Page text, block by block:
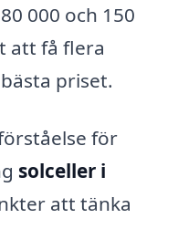
000 och 150
att få flera
priset.
för
solceller i
att tänka